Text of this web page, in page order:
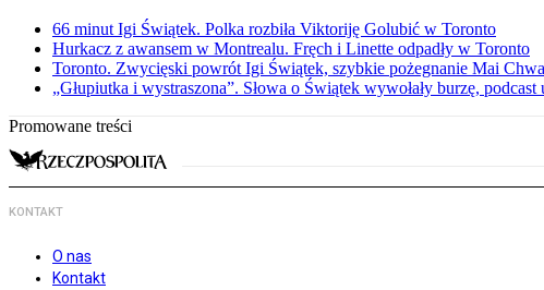
66 minut Igi Świątek. Polka rozbiła Viktoriję Golubić w Toronto
Hurkacz z awansem w Montrealu. Fręch i Linette odpadły w Toronto
Toronto. Zwycięski powrót Igi Świątek, szybkie pożegnanie Mai
„Głupiutka i wystraszona”. Słowa o Świątek wywołały burzę, podcast
Promowane treści
KONTAKT
O nas
Kontakt